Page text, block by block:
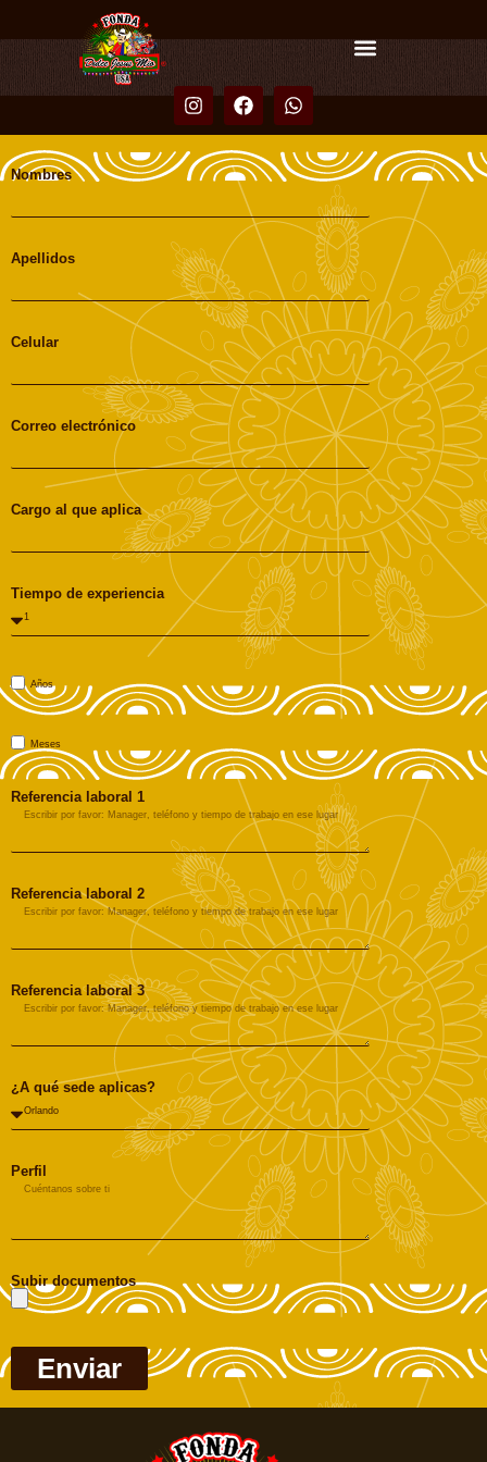
Nombres
Apellidos
Celular
Correo electrónico
Cargo al que aplica
Tiempo de experiencia
Años
Meses
Referencia laboral 1
Referencia laboral 2
Referencia laboral 3
¿A qué sede aplicas?
Perfil
Subir documentos
Enviar